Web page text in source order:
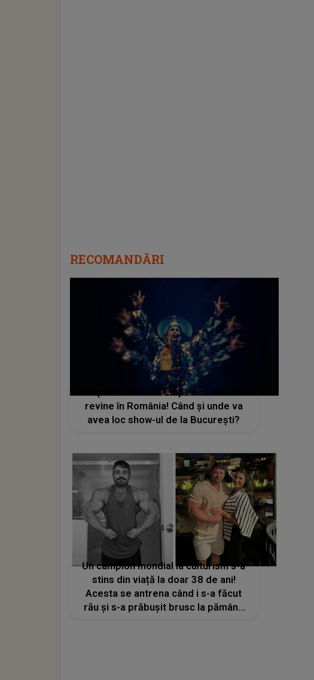
RECOMANDĂRI
Trupa australiană Empire of the Sun
revine în România! Când și unde va
avea loc show-ul de la București?
Un campion mondial la culturism s-a
stins din viață la doar 38 de ani!
Acesta se antrena când i s-a făcut
rău și s-a prăbușit brusc la pământ.